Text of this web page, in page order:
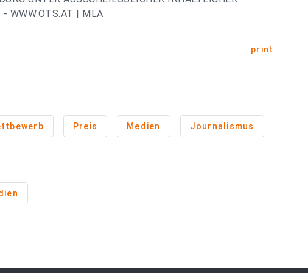
- WWW.OTS.AT | MLA
print
Preis Medien Journalismus